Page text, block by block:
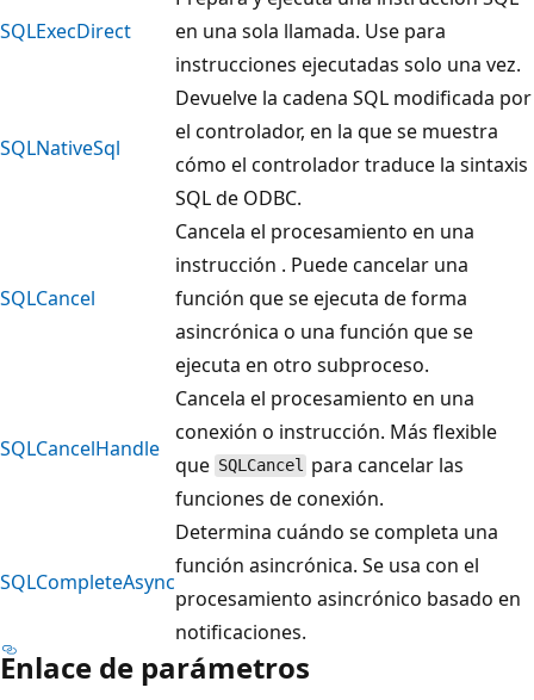
SQLExecDirect
en una sola llamada. Use para
instrucciones ejecutadas solo una vez.
SQLNativeSql
Devuelve la cadena SQL modificada por
el controlador, en la que se muestra
cómo el controlador traduce la sintaxis
SQL de ODBC.
SQLCancel
Cancela el procesamiento en una
instrucción . Puede cancelar una
función que se ejecuta de forma
asincrónica o una función que se
ejecuta en otro subproceso.
SQLCancelHandle
Cancela el procesamiento en una
conexión o instrucción. Más flexible
que SQLCancel para cancelar las
funciones de conexión.
SQLCompleteAsync
Determina cuándo se completa una
función asincrónica. Se usa con el
procesamiento asincrónico basado en
notificaciones.
Enlace de parámetros